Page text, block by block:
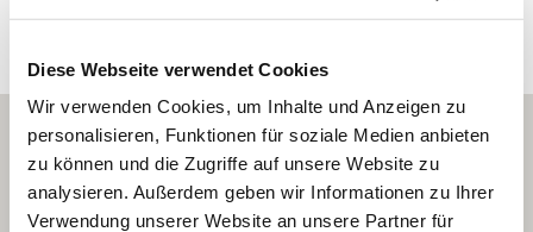
Diese Webseite verwendet Cookies
Wir verwenden Cookies, um Inhalte und Anzeigen zu
personalisieren, Funktionen für soziale Medien anbieten
zu können und die Zugriffe auf unsere Website zu
analysieren. Außerdem geben wir Informationen zu Ihrer
Verwendung unserer Website an unsere Partner für
Daten und Fakten